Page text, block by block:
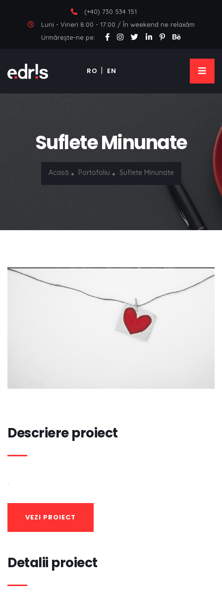
(+40) 730 534 151
Luni - Vineri 8:00 - 17:00 / În weekend ne relaxăm
Urmărește-ne pe:
RO EN
Suflete Minunate
Acasă Portofoliu Suflete Minunate
Descriere proiect
VEZI PROIECT
Detalii proiect